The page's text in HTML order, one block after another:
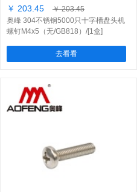
￥ 203.45
￥ 203.45
奥峰 304不锈钢5000只十字槽盘头机
螺钉M4x5（无/GB818）/[1盒]
去看看